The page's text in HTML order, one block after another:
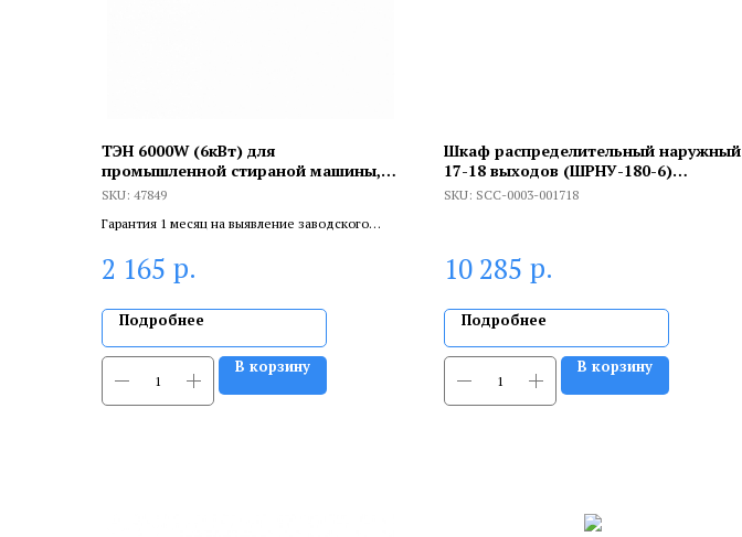
ТЭН 6000W (6кВт) для
промышленной стираной машины,
47849
SKU: 47849
Гарантия 1 месяц на выявление заводского
сертифицированный специалист.
2 165 р.
Подробнее
В корзину
Шкаф распределительный наружный
17-18 выходов (ШРНУ-180-6)
651х180х1150
SKU: SCC-0003-001718
10 285 р.
Подробнее
В корзину